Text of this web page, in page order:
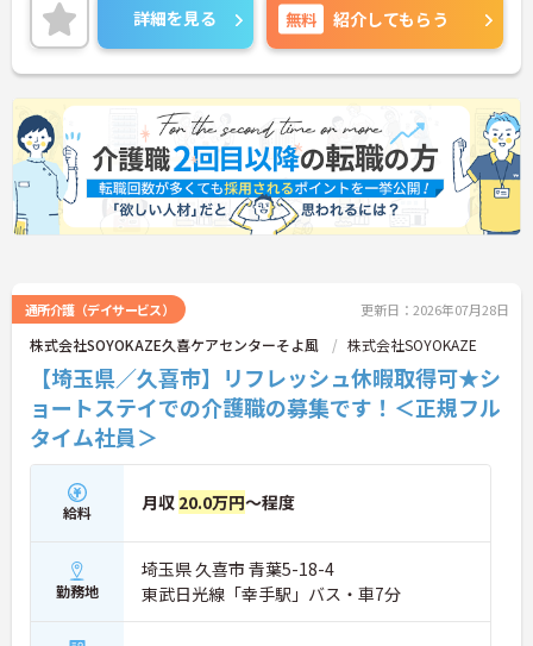
詳細を見る 無料 紹介してもらう
通所介護（デイサービス） 更新日：2026年07月28日
株式会社SOYOKAZE久喜ケアセンターそよ風 株式会社SOYOKAZE
【埼玉県／久喜市】リフレッシュ休暇取得可★シ
ョートステイでの介護職の募集です！＜正規フル
タイム社員＞
給料 月収 20.0万円～程度
勤務地
埼玉県 久喜市 青葉5-18-4
東武日光線「幸手駅」バス・車7分